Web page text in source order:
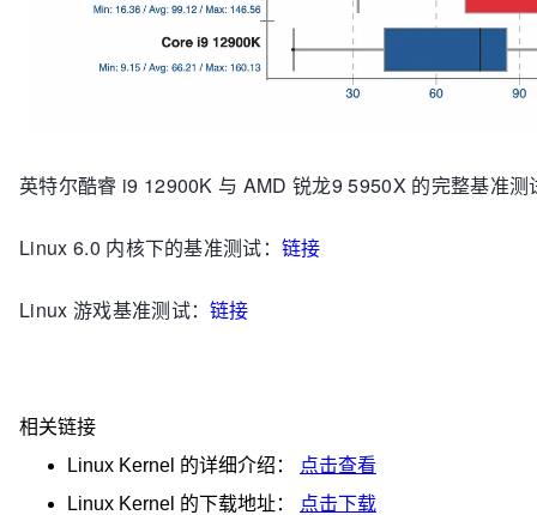
英特尔酷睿 i9 12900K 与 AMD 锐龙9 5950X 的完整基准
Linux 6.0 内核下的基准测试：链接
Linux 游戏基准测试：链接
相关链接
Linux Kernel 的详细介绍：
点击查看
Linux Kernel 的下载地址： 点击下载